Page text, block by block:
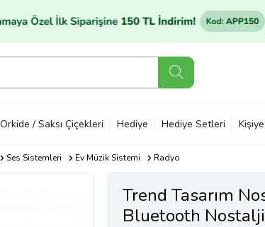
Orkide / Saksı Çiçekleri Hediye Hediye Setleri
Ses Sistemleri Ev Müzik Sistemi Radyo
Trend Tasarım
Bluetooth